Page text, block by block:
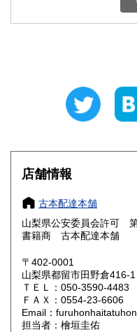
800
大阪府
奈良県
鳥取県
岡山県
山口県 800
香川県 800
店舗情報
古本配達本舗
山梨県公安委員会許可
書籍商 古本配達本舗
〒402-0001
山梨県都留市田野倉416-1
ＴＥＬ：050-3590-4483
ＦＡＸ：0554-23-6606
Email：
担当者：檜垣圭佑